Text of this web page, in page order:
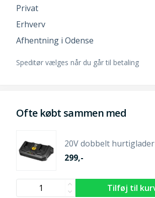
Privat
Erhverv
Afhentning i Odense
Speditør vælges når du går til betaling
Ofte købt sammen med
20V dobbelt hurtiglader
299,-